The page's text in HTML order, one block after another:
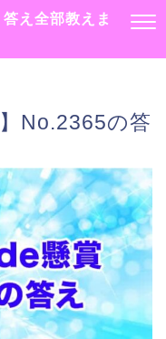
え全部教えま
No.2365の答